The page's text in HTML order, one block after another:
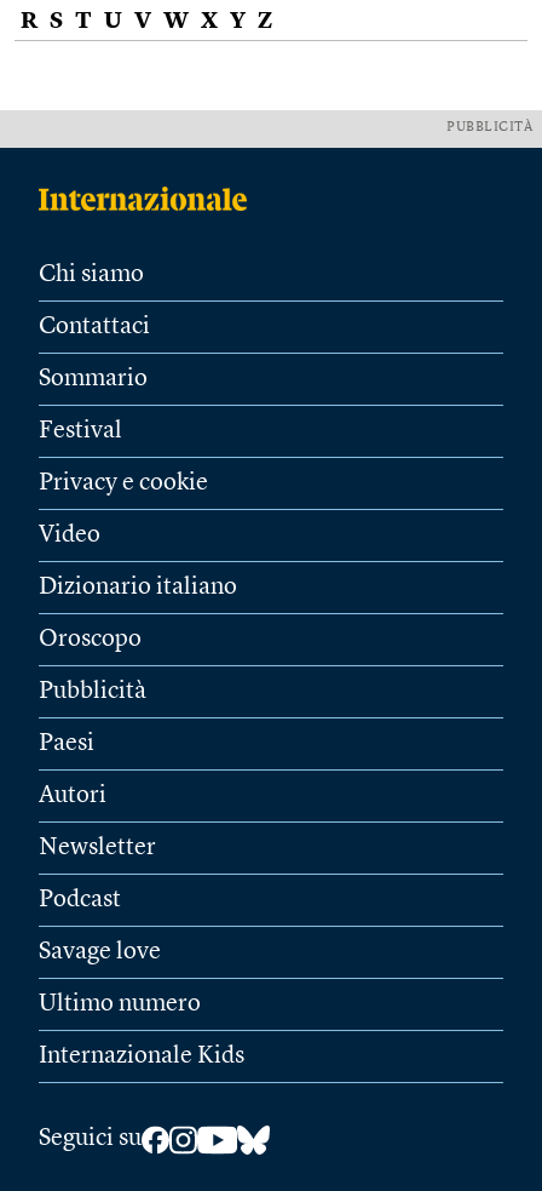
R S T U V W X Y Z
PUBBLICITÀ
Chi siamo
Contattaci
Sommario
Festival
Privacy e cookie
Video
Dizionario italiano
Oroscopo
Pubblicità
Paesi
Autori
Newsletter
Podcast
Savage love
Ultimo numero
Internazionale Kids
Seguici su